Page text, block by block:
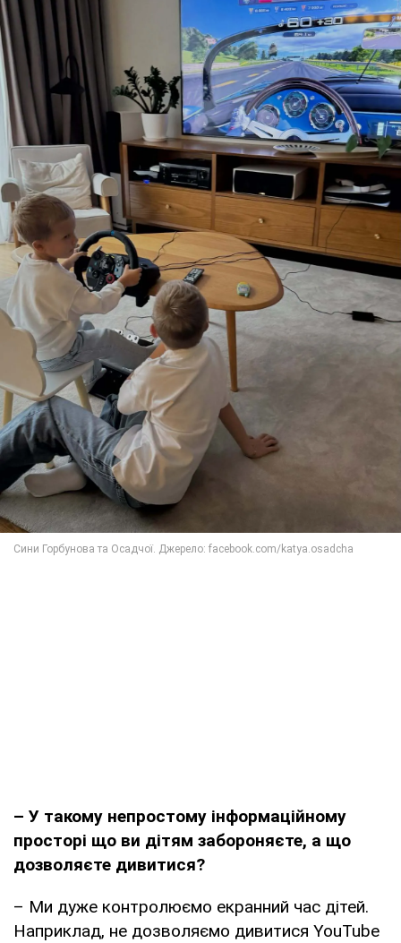
– У такому непростому інформаційному
просторі що ви дітям забороняєте, а що
дозволяєте дивитися?
– Ми дуже контролюємо екранний час дітей.
Наприклад, не дозволяємо дивитися YouTube